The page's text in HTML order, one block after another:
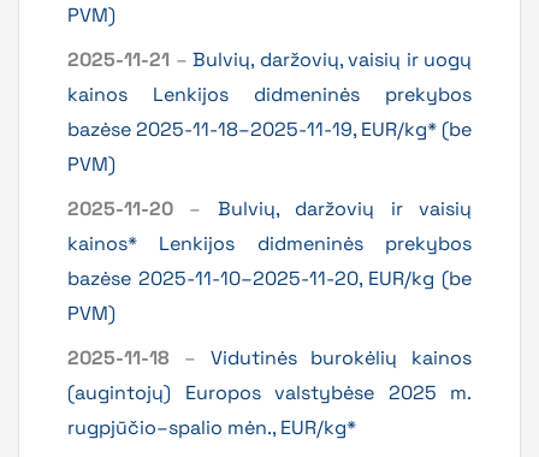
PVM)
2025-11-21 – Bulvių, daržovių, vaisių ir uogų
kainos Lenkijos didmeninės prekybos
bazėse 2025-11-18–2025-11-19, EUR/kg* (be
PVM)
2025-11-20 – Bulvių, daržovių ir vaisių
kainos* Lenkijos didmeninės prekybos
bazėse 2025-11-10–2025-11-20, EUR/kg (be
PVM)
2025-11-18 – Vidutinės burokėlių kainos
(augintojų) Europos valstybėse 2025 m.
rugpjūčio–spalio mėn., EUR/kg*